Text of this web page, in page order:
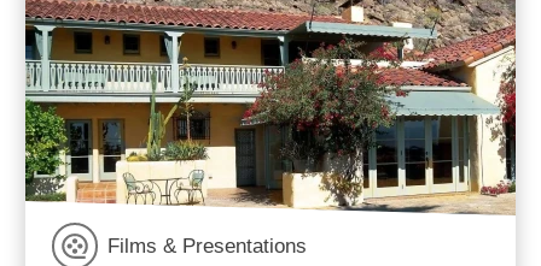
Films & Presentations